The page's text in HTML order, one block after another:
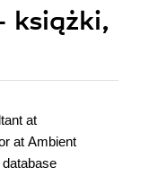
książki,
at
at Ambient